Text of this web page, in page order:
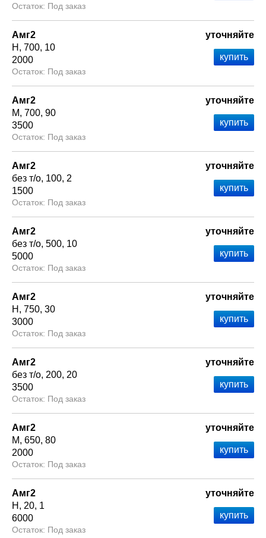
Под заказ
Амг2
Н
700 10
2000
Под заказ
уточняйте
Амг2
М 700 90
3500
Под заказ
уточняйте
Амг2
без т/о 100 2
1500
Под заказ
уточняйте
Амг2
без т/о 500 10
5000
Под заказ
уточняйте
Амг2
Н
750 30
3000
Под заказ
уточняйте
Амг2
без т/о 200 20
3500
Под заказ
уточняйте
Амг2
М 650 80
2000
Под заказ
уточняйте
Амг2
Н
20 1
6000
Под заказ
уточняйте